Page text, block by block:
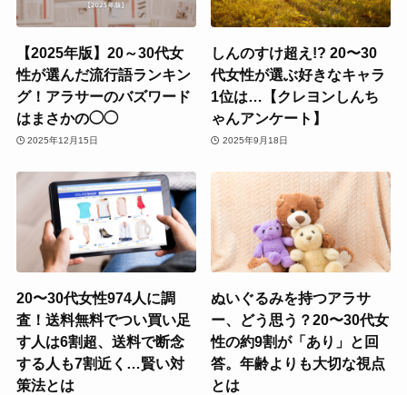
【2025年版】20～30代女
性が選んだ流行語ランキン
グ！アラサーのバズワード
はまさかの◯◯
2025年12月15日
しんのすけ超え!? 20〜30
代女性が選ぶ好きなキャラ
1位は…【クレヨンしんち
ゃんアンケート】
2025年9月18日
20〜30代女性974人に調
査！送料無料でつい買い足
す人は6割超、送料で断念
する人も7割近く…賢い対
策法とは
ぬいぐるみを持つアラサ
ー、どう思う？20〜30代女
性の約9割が「あり」と回
答。年齢よりも大切な視点
とは